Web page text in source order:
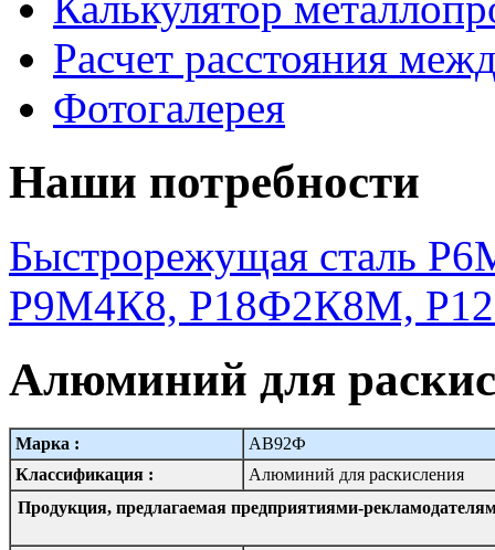
Расчет расстояния
Фотогалерея
Наши потребности
Быстрорежущая сталь
Р9М4К8, Р18Ф2К8М,
Алюминий для
Марка :
АВ92Ф
Классификация :
Алюминий для раскисления
Продукция, предлагаемая предприятиями-